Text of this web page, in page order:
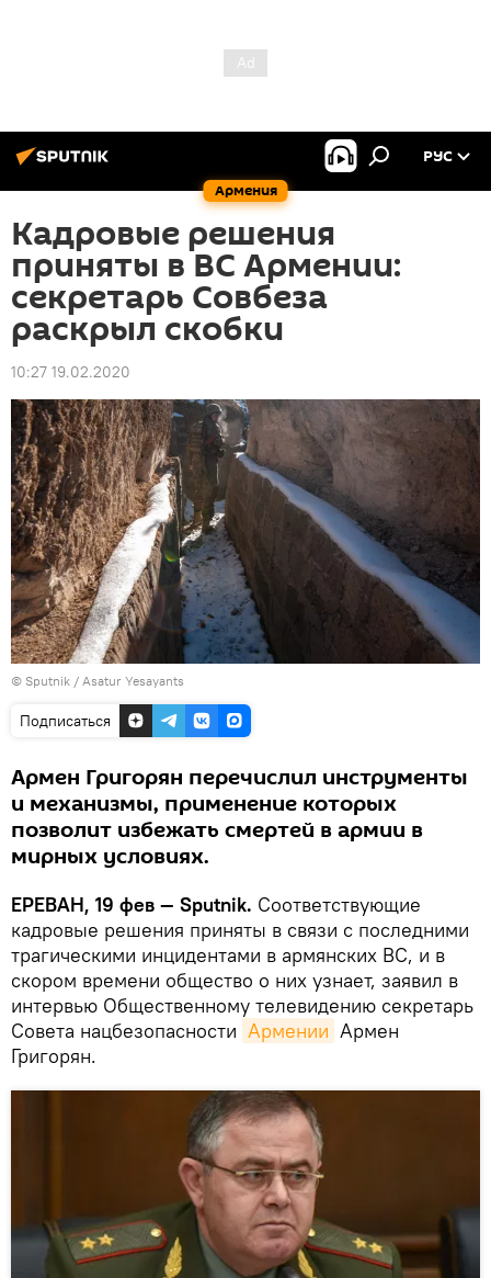
Армения
РУС
Кадровые решения
приняты в ВС Армении:
секретарь Совбеза
раскрыл скобки
10:27 19.02.2020
© Sputnik / Asatur Yesayants
Подписаться
Армен Григорян перечислил инструменты
и механизмы, применение которых
позволит избежать смертей в армии в
мирных условиях.
ЕРЕВАН, 19 фев — Sputnik. Соответствующие
кадровые решения приняты в связи с последними
трагическими инцидентами в армянских ВС, и в
скором времени общество о них узнает, заявил в
интервью Общественному телевидению секретарь
Совета нацбезопасности Армении Армен
Григорян.